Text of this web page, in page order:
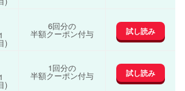
)
6回分の
半額クーポン付与 試し読み
)
1回分の
半額クーポン付与 試し読み